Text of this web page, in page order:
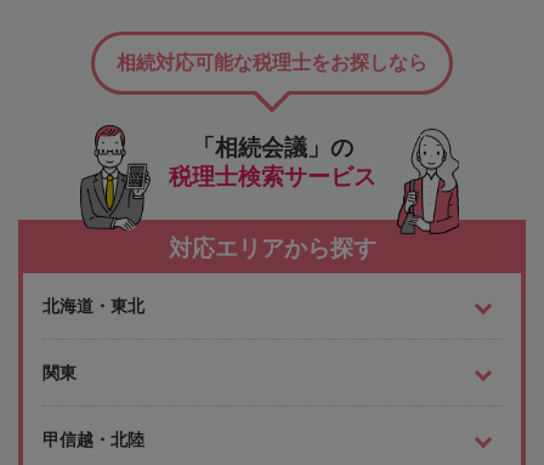
「相続会議」の
税理士検索サービス
相続対応可能な税理士をお探しなら
対応エリアから探す
北海道・東北
関東
甲信越・北陸